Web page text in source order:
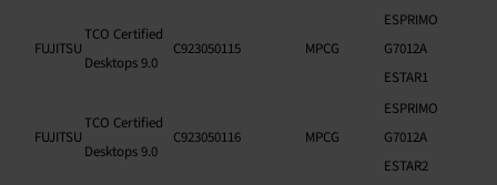
FUJITSU
TCO Certified
Desktops 9.0
C923050115 MPCG
ESPRIMO
G7012A
ESTAR1
FUJITSU
TCO Certified
Desktops 9.0
C923050116 MPCG
ESPRIMO
G7012A
ESTAR2